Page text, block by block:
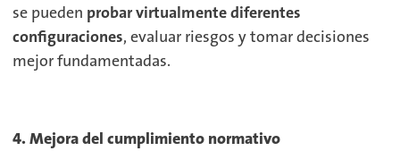
se pueden probar virtualmente diferentes
configuraciones, evaluar riesgos y tomar decisiones
mejor fundamentadas.
4. Mejora del cumplimiento normativo